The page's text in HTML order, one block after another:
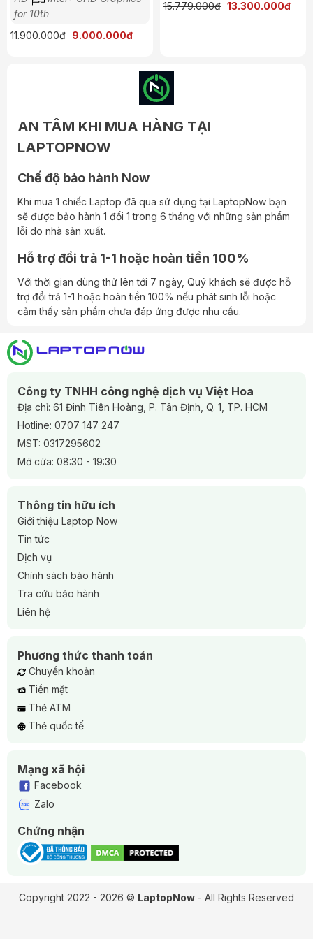
Kết nối
Cổng kết nối: Đầy đủ các cổng USB, HDMI,
: Cung cấp khả năng kết nối không dây nhanh
Tính năng bảo mật
Cảm biến vân tay và camera IR
giúp bảo vệ dữ liệu cá nhân và hỗ trợ đăng nhập an toàn.
Công nghệ bảo mật Dell SafeGuard
và thông tin người dùng hiệu quả.
Thời gian pin
Pin
: Thời gian sử dụng lên đến 14 giờ hoặc hơn tùy thuộc
vào cấu hình và mức sử dụng.
Tóm tắt
Dell Latitude 7420 i7là một lựa chọn lý tưởng cho các
di động và đáng tin cậy. Với thiết kế sang trọng, hiệu suất ấn
tượng và tính năng bảo mật cao, nó là công cụ hỗ trợ đắc
for 10th
11.900.000đ 9.000.000đ
15.779.000đ 13.300.000đ
AN TÂM KHI MUA HÀNG TẠI
LAPTOPNOW
Chế độ bảo hành Now
Khi mua 1 chiếc Laptop đã qua sử dụng tại LaptopNow bạn
sẽ được bảo hành 1 đổi 1 trong 6 tháng với những sản phẩm
lỗi do nhà sản xuất.
Hỗ trợ đổi trả 1-1 hoặc hoàn tiền 100%
Với thời gian dùng thử lên tới 7 ngày, Quý khách sẽ được hỗ
trợ đổi trả 1-1 hoặc hoàn tiền 100% nếu phát sinh lỗi hoặc
cảm thấy sản phẩm chưa đáp ứng được nhu cầu.
Công ty TNHH công nghệ dịch vụ Việt Hoa
Địa chỉ: 61 Đinh Tiên Hoàng, P. Tân Định, Q. 1, TP. HCM
Hotline: 0707 147 247
MST: 0317295602
Mở cửa: 08:30 - 19:30
Thông tin hữu ích
Giới thiệu Laptop Now
Tin tức
Dịch vụ
Chính sách bảo hành
Tra cứu bảo hành
Liên hệ
Phương thức thanh toán
Chuyển khoản
Tiền mặt
Thẻ ATM
Thẻ quốc tế
Mạng xã hội
Facebook
Zalo
Chứng nhận
Copyright 2022 - 2026 © LaptopNow - All Rights Reserved